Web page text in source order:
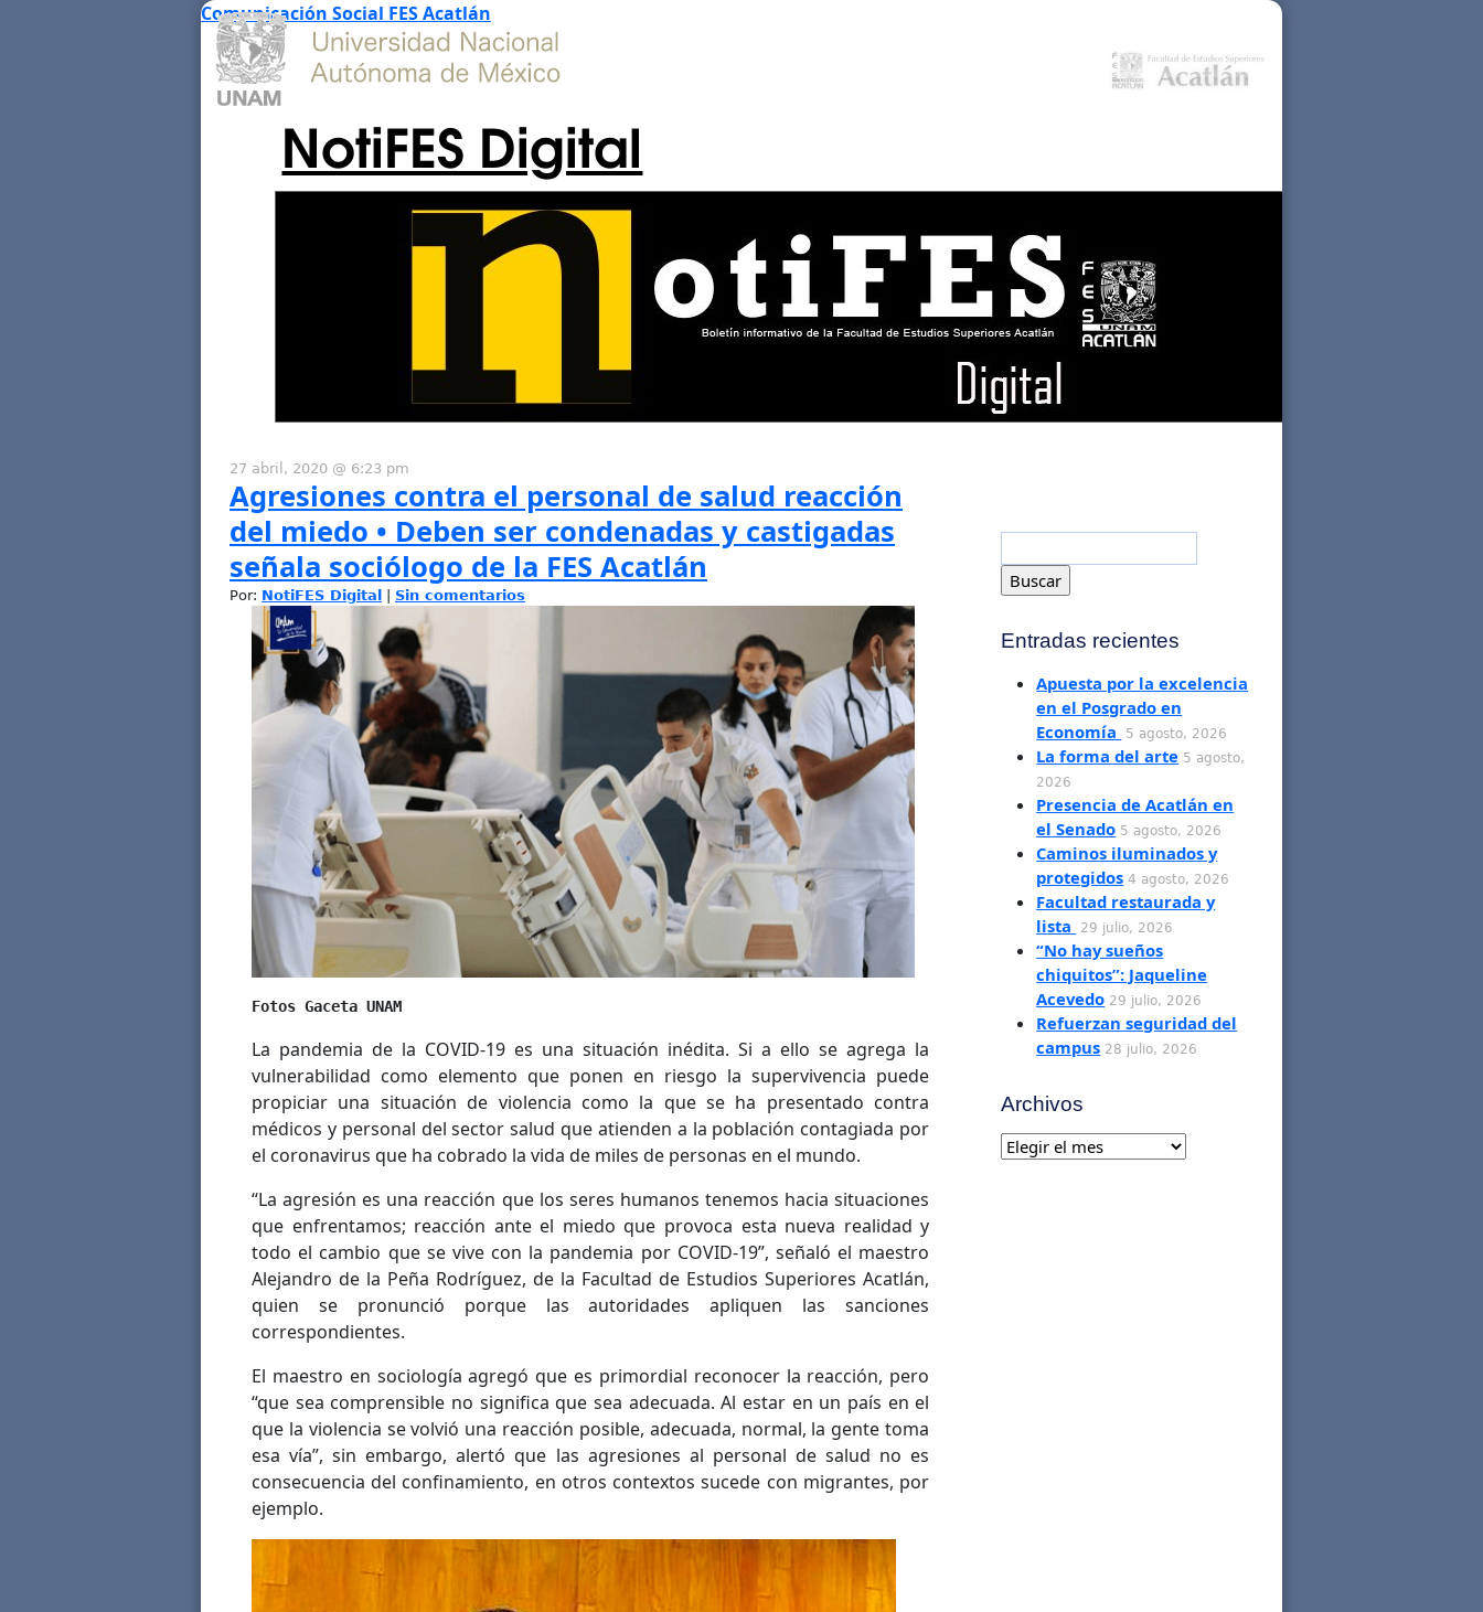
Comunicación Social FES Acatlán
NotiFES Digital
27 abril, 2020 @ 6:23 pm
Agresiones contra el personal de salud reacción
del miedo • Deben ser condenadas y castigadas
señala sociólogo de la FES Acatlán
Por: NotiFES Digital Sin comentarios
Fotos Gaceta UNAM
La pandemia de la COVID-19 es una situación inédita. Si a ello se agrega la
vulnerabilidad como elemento que ponen en riesgo la supervivencia puede
propiciar una situación de violencia como la que se ha presentado contra
médicos y personal del sector salud que atienden a la población contagiada por
el coronavirus que ha cobrado la vida de miles de personas en el mundo.
“La agresión es una reacción que los seres humanos tenemos hacia situaciones
que enfrentamos; reacción ante el miedo que provoca esta nueva realidad y
todo el cambio que se vive con la pandemia por COVID-19”, señaló el maestro
Alejandro de la Peña Rodríguez, de la Facultad de Estudios Superiores Acatlán,
quien se pronunció porque las autoridades apliquen las sanciones
correspondientes.
El maestro en sociología agregó que es primordial reconocer la reacción, pero
“que sea comprensible no significa que sea adecuada. Al estar en un país en el
que la violencia se volvió una reacción posible, adecuada, normal, la gente toma
esa vía”, sin embargo, alertó que las agresiones al personal de salud no es
consecuencia del confinamiento, en otros contextos sucede con migrantes, por
ejemplo.
Entradas recientes
Apuesta por la excelencia
en el Posgrado en
Economía
5 agosto, 2026
La forma del arte 5 agosto,
2026
Presencia de Acatlán en
el Senado 5 agosto, 2026
Caminos iluminados y
protegidos 4 agosto, 2026
Facultad restaurada y
lista
29 julio, 2026
“No hay sueños
chiquitos”: Jaqueline
Acevedo 29 julio, 2026
Refuerzan seguridad del
campus 28 julio, 2026
Archivos
Archivos